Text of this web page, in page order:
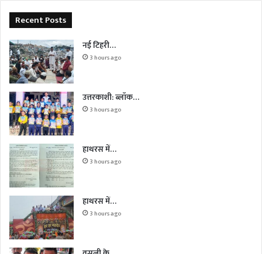
Recent Posts
नई टिहरी…
3 hours ago
उत्तरकाशी: ब्लॉक…
3 hours ago
हाथरस में…
3 hours ago
हाथरस में…
3 hours ago